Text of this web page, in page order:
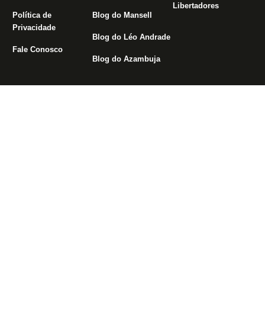
Política de
Privacidade
Fale Conosco
Blog do Mansell
Blog do Léo Andrade
Blog do Azambuja
Libertadores